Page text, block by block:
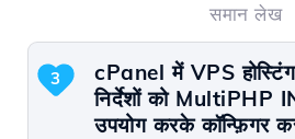
समान लेख
cPanel में VPS
निर्देशों को MultiPHP
उपयोग करके कॉन्फ़िगर
3